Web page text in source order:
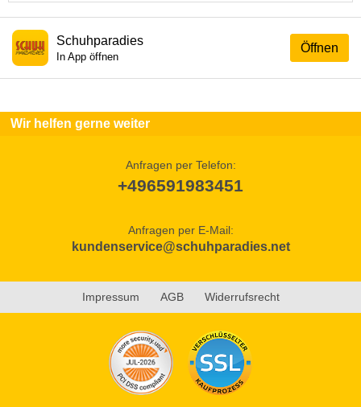
Öffnen
Schuhparadies
In App öffnen
Wir helfen gerne weiter
Anfragen per Telefon:
+496591983451
Anfragen per E-Mail:
kundenservice@schuhparadies.net
Impressum AGB Widerrufsrecht